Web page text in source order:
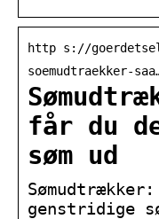
http s://
soemudtraekker-
får du
søm ud
genstridige